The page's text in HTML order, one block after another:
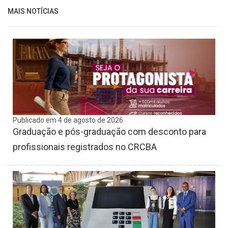
MAIS NOTÍCIAS
Publicado em 4 de agosto de 2026
Graduação e pós-graduação com desconto para
profissionais registrados no CRCBA